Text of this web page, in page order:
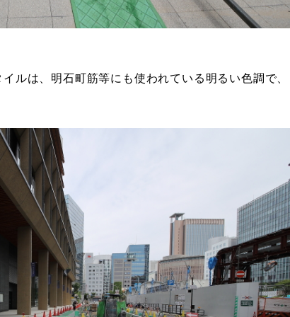
ルは、明石町筋等にも使われている明るい色調で、